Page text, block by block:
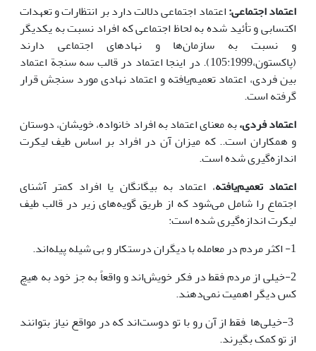
اعتماد اجتماعی:اعتماد اجتماعی دلالت دارد بر انتظارات و تعهدات
اکتسابی و تأئید شده به لحاظ اجتماعی که افراد نسبت به یکدیگر
و نسبت به سازمان‌ها و نهادهای اجتماعی دارند
(پاکستون،105:1999). در اینجا اعتماد در قالب سه سنجة اعتماد
بین فردی، اعتماد تعمیم‌یافته و اعتماد نهادی مورد سنجش قرار
گرفته است.
اعتماد فردی،به معنای اعتماد به افراد خانواده، خویشان، دوستان
و همکاران است.. که میزان آن در افراد بر اساس طیف لیکرت
اندازه‌گیری شده است.
اعتماد تعمیم‌یافته، اعتماد به بیگانگان یا افراد کمتر آشنای
اجتماع را شامل می‌شود که از طریق گویه‌های زیر در قالب طیف
لیکرت اندازه‌گیری شده است:
1- اکثر مردم در معامله با دیگران درستکار و بی شیله ‌پیله‌اند.
2-خیلی از مردم فقط در فکر خویش‌اند و واقعاً به جز خود به هیچ
کس دیگر اهمیت نمی‌دهند.
3-خیلی‌ها فقط از آن رو با تو دوست‌اند که در مواقع نیاز بتوانند
از تو کمک بگیرند.